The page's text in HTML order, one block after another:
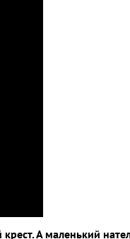
А маленький